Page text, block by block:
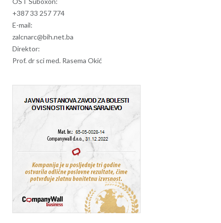
+387 33 257 774
E-mail:
zalcnarc@bih.net.ba
Direktor:
Prof. dr sci med. Rasema Okić